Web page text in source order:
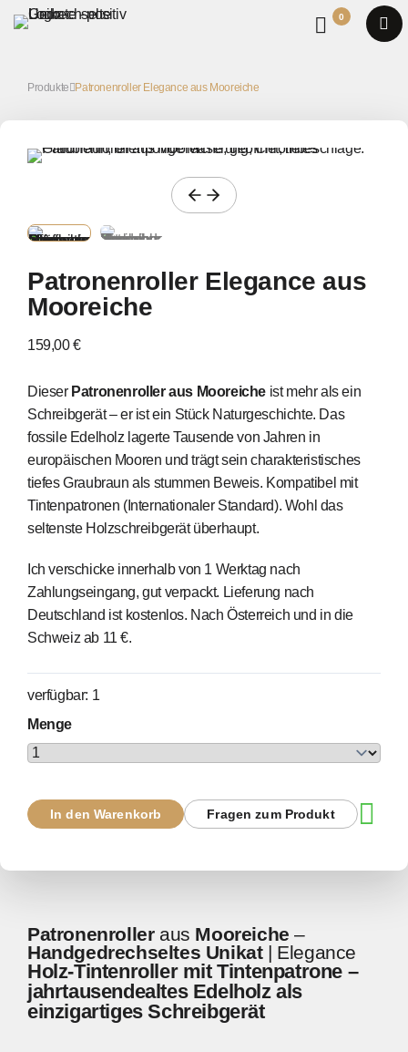
0
Produkte Patronenroller Elegance aus Mooreiche
Patronenroller Elegance aus
Mooreiche
159,00 €
Dieser Patronenroller aus Mooreiche ist mehr als ein
Schreibgerät – er ist ein Stück Naturgeschichte. Das
fossile Edelholz lagerte Tausende von Jahren in
europäischen Mooren und trägt sein charakteristisches
tiefes Graubraun als stummen Beweis. Kompatibel mit
Tintenpatronen (Internationaler Standard). Wohl das
seltenste Holzschreibgerät überhaupt.
Ich verschicke innerhalb von 1 Werktag nach
Zahlungseingang, gut verpackt. Lieferung nach
Deutschland ist kostenlos. Nach Österreich und in die
Schweiz ab 11 €.
verfügbar: 1
Menge
In den Warenkorb Fragen zum Produkt
Patronenrolleraus Mooreiche –
Handgedrechseltes Unikat| Elegance
Holz-TintenrollermitTintenpatrone –
jahrtausendealtes Edelholzals
einzigartiges Schreibgerät